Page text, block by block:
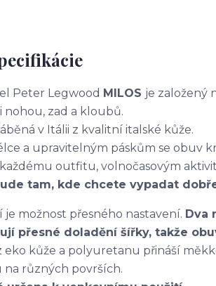
Peter Legwood MILOS je založený
nohou, zad a kloubů.
v Itálii z kvalitní italské kůže.
a upravitelným páskům se obuv
outfitu, volnočasovým
tam, kde chcete vypadat
je možnost přesného nastavení. Dva
přesné doladění šířky, takže
eko kůže a polyuretanu přináší
různých površích.